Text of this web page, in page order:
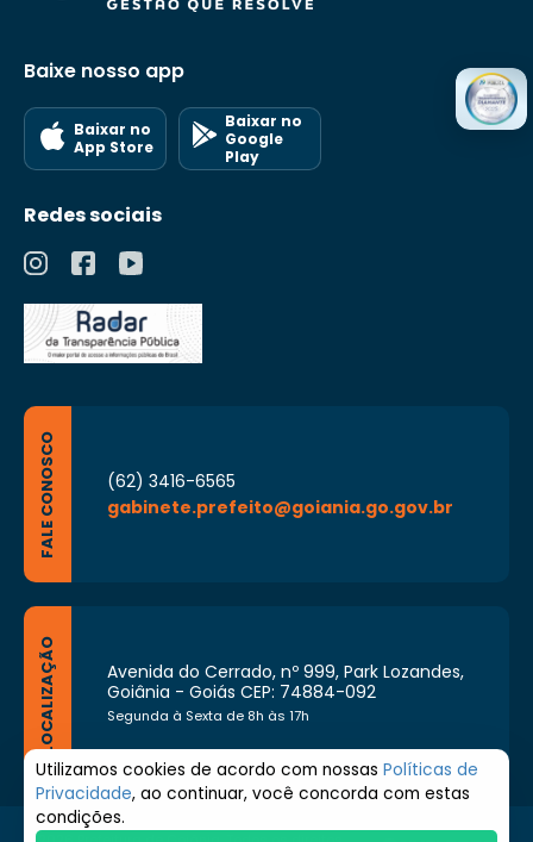
Baixe nosso app
Baixar no
App Store
Baixar no
Google
Play
Redes sociais
FALE CONOSCO
(62) 3416-6565
gabinete.prefeito@goiania.go.gov.br
LOCALIZAÇÃO
Avenida do Cerrado, nº 999, Park Lozandes,
Goiânia - Goiás CEP: 74884-092
Segunda à Sexta de 8h às 17h
Utilizamos cookies de acordo com nossas Políticas de
Privacidade, ao continuar, você concorda com estas
condições.